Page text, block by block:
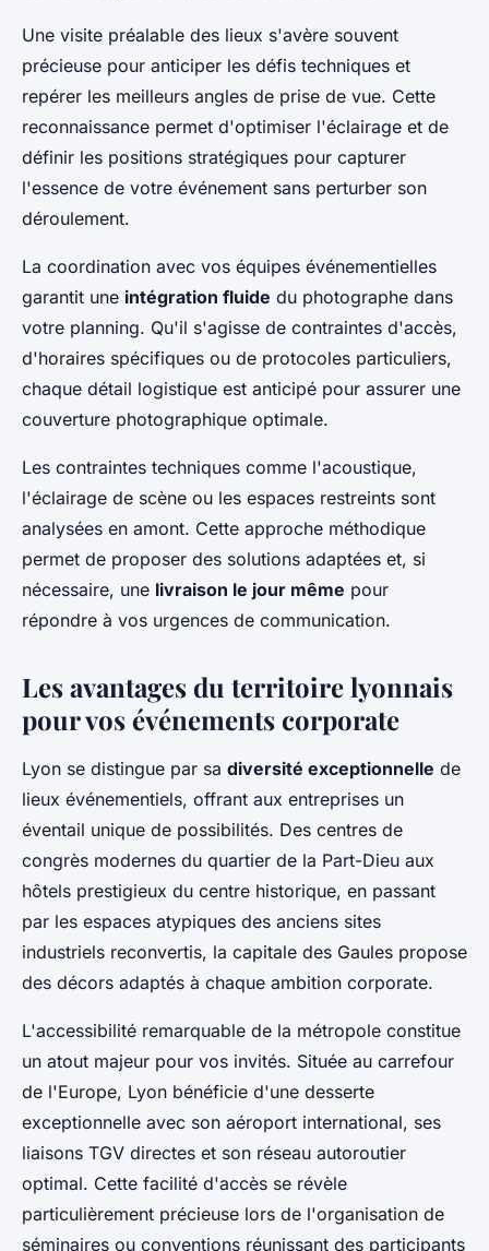
Une visite préalable des lieux s'avère souvent
précieuse pour anticiper les défis techniques et
repérer les meilleurs angles de prise de vue. Cette
reconnaissance permet d'optimiser l'éclairage et de
définir les positions stratégiques pour capturer
l'essence de votre événement sans perturber son
déroulement.
La coordination avec vos équipes événementielles
garantit une intégration fluide du photographe dans
votre planning. Qu'il s'agisse de contraintes d'accès,
d'horaires spécifiques ou de protocoles particuliers,
chaque détail logistique est anticipé pour assurer une
couverture photographique optimale.
Les contraintes techniques comme l'acoustique,
l'éclairage de scène ou les espaces restreints sont
analysées en amont. Cette approche méthodique
permet de proposer des solutions adaptées et, si
nécessaire, une livraison le jour même pour
répondre à vos urgences de communication.
Les avantages du territoire lyonnais
pour vos événements corporate
Lyon se distingue par sa diversité exceptionnelle de
lieux événementiels, offrant aux entreprises un
éventail unique de possibilités. Des centres de
congrès modernes du quartier de la Part-Dieu aux
hôtels prestigieux du centre historique, en passant
par les espaces atypiques des anciens sites
industriels reconvertis, la capitale des Gaules propose
des décors adaptés à chaque ambition corporate.
L'accessibilité remarquable de la métropole constitue
un atout majeur pour vos invités. Située au carrefour
de l'Europe, Lyon bénéficie d'une desserte
exceptionnelle avec son aéroport international, ses
liaisons TGV directes et son réseau autoroutier
optimal. Cette facilité d'accès se révèle
particulièrement précieuse lors de l'organisation de
séminaires ou conventions réunissant des participants